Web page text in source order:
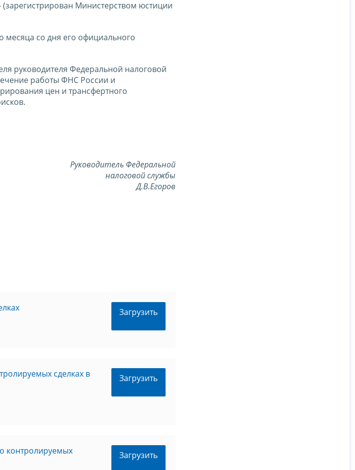
Министерством юстиции
месяца со дня его официального
руководителя Федеральной налоговой
работы ФНС России и
цен и трансфертного
Руководитель Федеральной
налоговой службы
Д.В.Егоров
Загрузить
сделках в
Загрузить
контролируемых
Загрузить